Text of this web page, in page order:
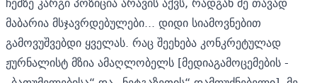
მაბარია მსჯავრდებულები... დიდი სიამოვნებით
გამოვუშვებდი ყველას. რაც შეეხება კონკრეტულად
ჟურნალისტ მზია ამაღლობელს [მედიაგამოცემების -